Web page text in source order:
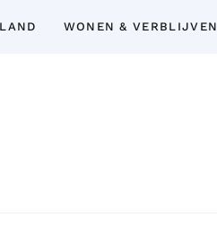
WONEN & VERBLIJVEN